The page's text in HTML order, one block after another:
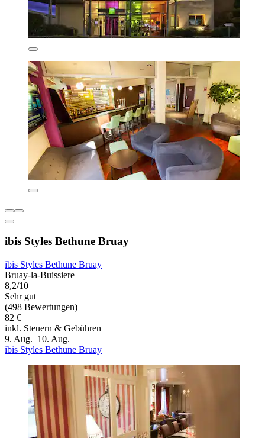
ibis Styles Bethune Bruay
ibis Styles Bethune Bruay
Bruay-la-Buissiere
8,2/10
Sehr gut
(498 Bewertungen)
82 €
inkl. Steuern & Gebühren
9. Aug.–10. Aug.
ibis Styles Bethune Bruay